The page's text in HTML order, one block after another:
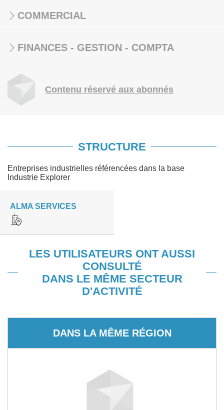
COMMERCIAL
FINANCES - GESTION - COMPTA
Contenu réservé aux abonnés
STRUCTURE
Entreprises industrielles référencées dans la base
Industrie Explorer
ALMA SERVICES
LES UTILISATEURS ONT AUSSI
CONSULTÉ
DANS LE MÊME SECTEUR
D'ACTIVITÉ
DANS LA MÊME RÉGION